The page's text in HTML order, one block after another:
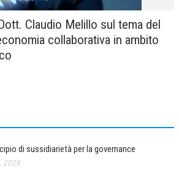
Claudio Melillo sul tema del
collaborativa in ambito
di sussidiarietà per la governance
2026